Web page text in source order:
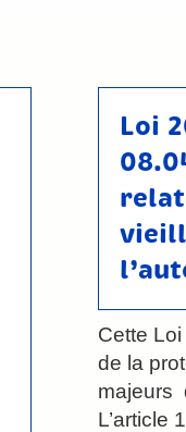
Loi
Cette
de la
majeurs
L’article